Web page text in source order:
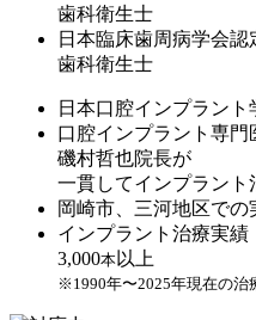
歯科衛生士
日本臨床歯周病学会認
歯科衛生士
日本口腔インプラント
口腔インプラント専門
磯村哲也院長が
一貫してインプラント
岡崎市、三河地区での
インプラント治療実績
3,000本 以上
※1990年〜2025年現在の治